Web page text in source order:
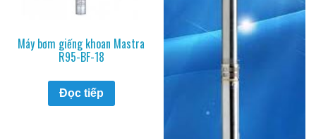
Máy bơm giếng khoan Mastra
R95-BF-18
Đọc tiếp